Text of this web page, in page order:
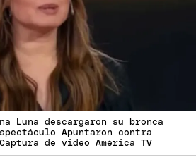
Luna descargaron su bronca
Apuntaron contra
de video América TV